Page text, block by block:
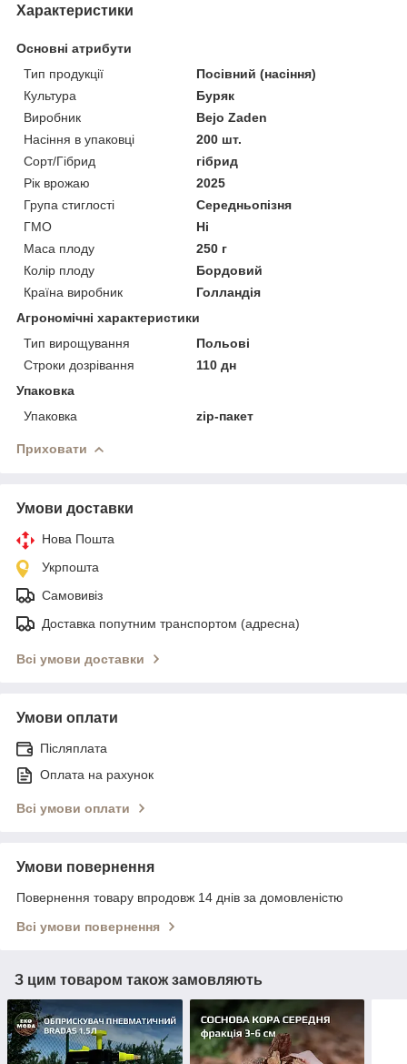
Характеристики
Основні атрибути
Тип продукції
Посівний (насіння)
Культура
Буряк
Виробник
Bejo Zaden
Насіння в упаковці
200 шт.
Сорт/Гібрид
гібрид
Рік врожаю
2025
Група стиглості
Середньопізня
ГМО
Ні
Маса плоду
250 г
Колір плоду
Бордовий
Країна виробник
Голландія
Агрономічні характеристики
Тип вирощування
Польові
Строки дозрівання
110 дн
Упаковка
Упаковка
zip-пакет
Приховати
Умови доставки
Нова Пошта
Укрпошта
Самовивіз
Доставка попутним транспортом (адресна)
Всі умови доставки
Умови оплати
Післяплата
Оплата на рахунок
Всі умови оплати
Умови повернення
Повернення товару впродовж 14 днів за домовленістю
Всі умови повернення
З цим товаром також замовляють